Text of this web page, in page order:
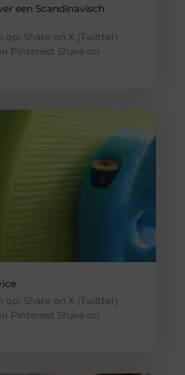
een Scandinavisch
op: Share on X (Twitter)
Pinterest Share on
op: Share on X (Twitter)
Pinterest Share on